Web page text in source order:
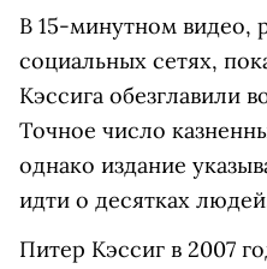
В 15-минутном видео,
социальных сетях,
Кэссига обезглавили
Точное число
однако издание
идти о десятках
Питер Кэссиг в 2007